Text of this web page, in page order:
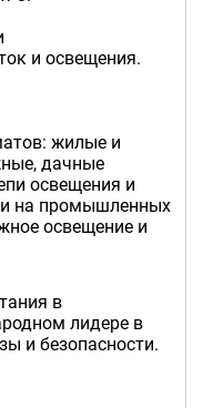
и освещения.
жилые и
дачные
освещения и
на промышленных
освещение и
в
лидере в
и безопасности.